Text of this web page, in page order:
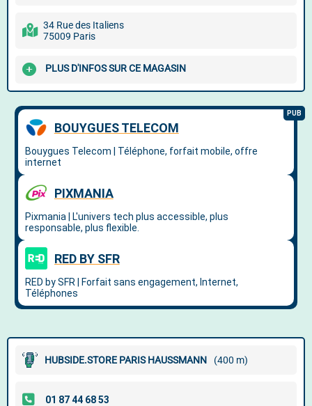
34 Rue des Italiens
75009 Paris
PLUS D'INFOS SUR CE MAGASIN
HUBSIDE.STORE PARIS HAUSSMANN (400 m)